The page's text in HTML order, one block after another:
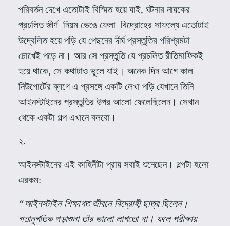
পরিবর্তন দেখে এতোটাই বিস্মিত হয়ে যাই, ঘটনার নায়কের
প্রচলিত জীর্ণ–নিয়ম ভেঙে ফেলা–বিদ্রোহের সাফল্যে এতোটাই
উদ্বেলিত হয়ে পড়ি যে পেছনের দীর্ঘ প্রস্তুতির পরিশ্রমটা
চোখেই পড়ে না। আর সে প্রস্তুতি যে প্রচলিত রীতিমাফিকই
হয়ে থাকে, সে কথাটাও ভুলে যাই। অনেক দিন আগে কাল
নিউপোর্টের ব্লগে এ প্রসঙ্গে একটি লেখা পড়ি যেখানে তিনি
আইনস্টাইনের প্রস্তুতির উপর আলো ফেলেছিলেন। সেখান
থেকে একটা গল্প এখানে বলবো।
২.
আইনস্টাইনের এই কাহিনীটা প্রায় সবাই শুনেছেন। গল্পটা হলো
এরকম:
“আইনস্টাইন শিক্ষাগত জীবনে বিদ্রোহী ছাত্র ছিলেন।
গতানুগতিক পড়াশুনা তাঁর ভালো লাগতো না। ফলে পরীক্ষায়